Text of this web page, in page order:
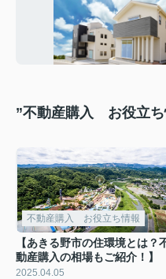
”不動産購入 お役立ち
不動産購入 お役立ち情報
【あきる野市の住環境とは？
動産購入の相場もご紹介！】
2025.04.05